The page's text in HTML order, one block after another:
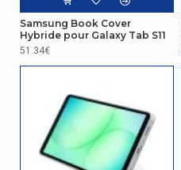
Samsung Book Cover
Hybride pour Galaxy Tab S11
51.34€